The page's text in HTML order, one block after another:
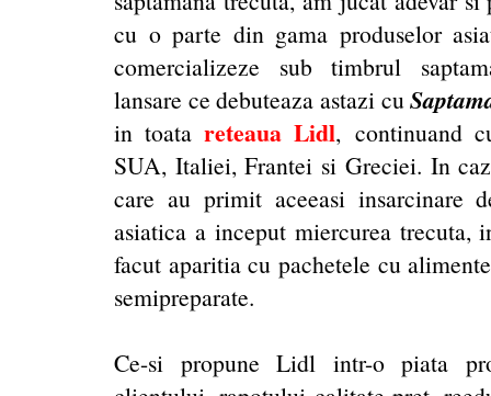
cu o parte din gama produselor
comercializeze sub timbrul
lansare ce debuteaza astazi cu
in toata reteaua Lidl, continuand
SUA, Italiei, Frantei si Greciei. In
care au primit aceeasi insarcinare
asiatica a inceput miercurea
facut aparitia cu pachetele cu
semipreparate.
Ce-si propune Lidl intr-o piata